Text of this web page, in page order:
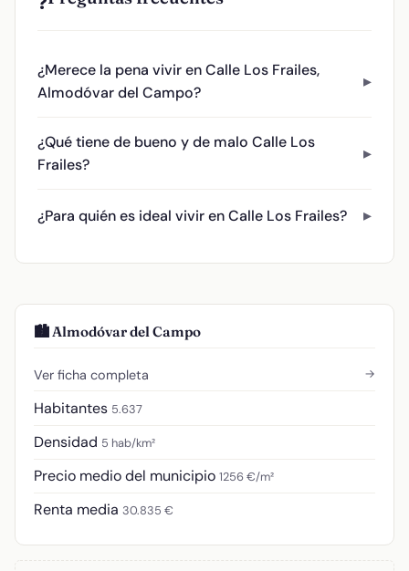
¿Merece la pena vivir en Calle Los Frailes,
Almodóvar del Campo?
¿Qué tiene de bueno y de malo Calle Los
Frailes?
¿Para quién es ideal vivir en Calle Los Frailes?
🏙️ Almodóvar del Campo
Ver ficha completa →
Habitantes 5.637
Densidad 5 hab/km²
Precio medio del municipio 1256 €/m²
Renta media 30.835 €